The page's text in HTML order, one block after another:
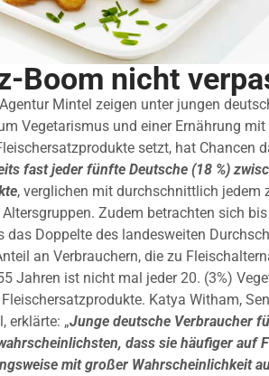
Boom nicht
Mintel zeigen unter jungen
Vegetarismus und einer Ernährung mit
setzt, hat Chancen
fast jeder fünfte Deutsche (18 %)
, verglichen mit durchschnittlich jedem
Zudem betrachten sich
das Doppelte des landesweiten
an Verbrauchern, die zu
Jahren ist nicht mal jeder 20. (3%)
Katya Witham,
erklärte: „Junge deutsche Verbraucher
dass sie häufiger auf
mit großer Wahrscheinlichkeit